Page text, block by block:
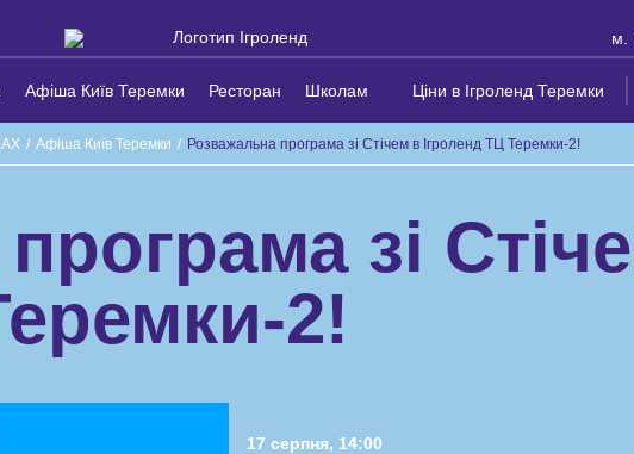
м.
Афіша Київ Теремки Ресторан Школам Ціни в Ігроленд Теремки
/ Афіша Київ Теремки / Розважальна програма зі Стічем в Ігроленд ТЦ Теремки-2!
зі
2!
17 серпня, 14:00